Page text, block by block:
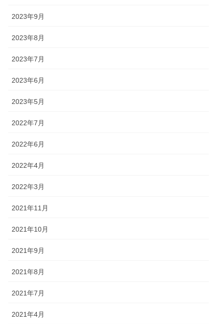
2023年9月
2023年8月
2023年7月
2023年6月
2023年5月
2022年7月
2022年6月
2022年4月
2022年3月
2021年11月
2021年10月
2021年9月
2021年8月
2021年7月
2021年4月